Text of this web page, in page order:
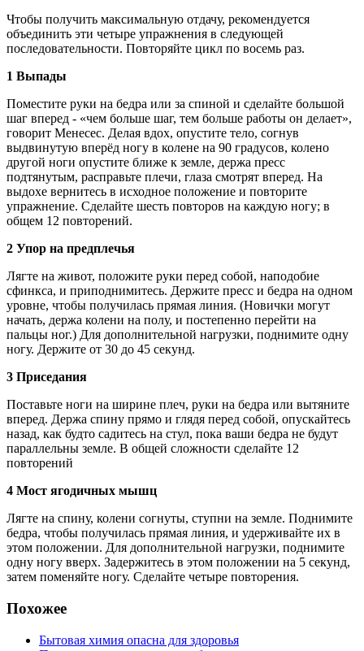
Чтобы получить максимальную отдачу, рекомендуется
объединить эти четыре упражнения в следующей
последовательности. Повторяйте цикл по восемь раз.
1 Выпады
Поместите руки на бедра или за спиной и сделайте большой
шаг вперед - «чем больше шаг, тем больше работы он делает»,
говорит Менесес. Делая вдох, опустите тело, согнув
выдвинутую вперёд ногу в колене на 90 градусов, колено
другой ноги опустите ближе к земле, держа пресс
подтянутым, расправьте плечи, глаза смотрят вперед. На
выдохе вернитесь в исходное положение и повторите
упражнение. Сделайте шесть повторов на каждую ногу; в
общем 12 повторений.
2 Упор на предплечья
Лягте на живот, положите руки перед собой, наподобие
сфинкса, и приподнимитесь. Держите пресс и бедра на одном
уровне, чтобы получилась прямая линия. (Новички могут
начать, держа колени на полу, и постепенно перейти на
пальцы ног.) Для дополнительной нагрузки, поднимите одну
ногу. Держите от 30 до 45 секунд.
3 Приседания
Поставьте ноги на ширине плеч, руки на бедра или вытяните
вперед. Держа спину прямо и глядя перед собой, опускайтесь
назад, как будто садитесь на стул, пока ваши бедра не будут
параллельны земле. В общей сложности сделайте 12
повторений
4 Мост ягодичных мышц
Лягте на спину, колени согнуты, ступни на земле. Поднимите
бедра, чтобы получилась прямая линия, и удерживайте их в
этом положении. Для дополнительной нагрузки, поднимите
одну ногу вверх. Задержитесь в этом положении на 5 секунд,
затем поменяйте ногу. Сделайте четыре повторения.
Похожее
Бытовая химия опасна для здоровья